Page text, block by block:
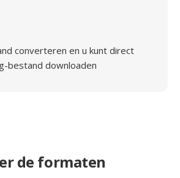
converteren en u kunt direct
bestand downloaden
de formaten